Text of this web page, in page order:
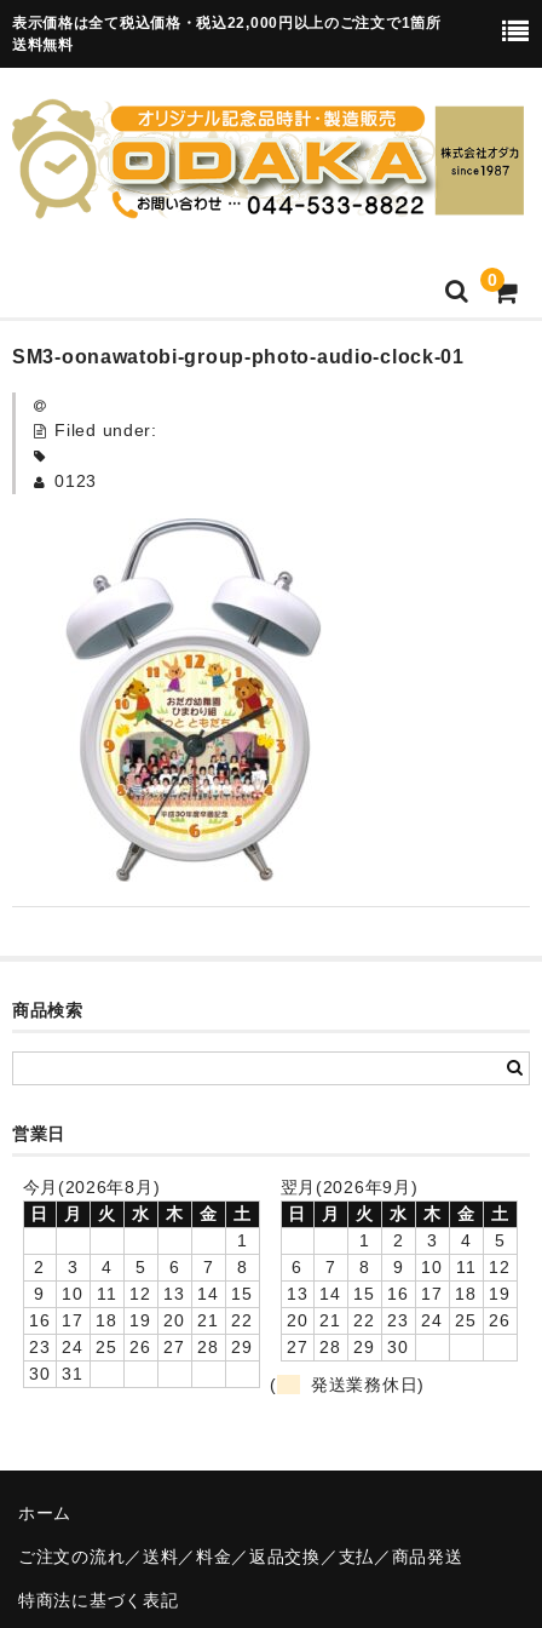
表示価格は全て税込価格・税込22,000円以上のご注文で1箇所
送料無料
0
HOME
卒園記念品
カード付フォトフレームクロック(集合)
目覚まし時計(集合＋個別)
メロディ時計(集合)
音声時計(集合)
目覚まし時計(個別)
お絵かきギャラリープラス(絵＋個別)
メロディ時計(個別)
お絵かきギャラリー
卒園DVDアルバム
卒業記念品
音声入りフォトフレームクロック(集合)
音声入りフォトフレームクロック(校歌)
スポーツウォッチ
SM3-oonawatobi-group-photo-audio-clock-01
Filed under:
0123
商品検索
営業日
今月(2026年8月)
日
月 火 水 木 金
土
1
2
3 4 5 6 7
8
9
10 11 12 13 14
15
16
17 18 19 20 21
22
23
24 25 26 27 28
29
30
31
翌月(2026年9月)
日
月 火 水 木 金
土
1
2 3 4
5
6
7 8 9 10 11
12
13
14 15 16 17 18
19
20
21 22 23 24 25
26
27
28 29
30
(
発送業務休日)
ホーム
ご注文の流れ／送料／料金／返品交換／支払／商品発送
特商法に基づく表記